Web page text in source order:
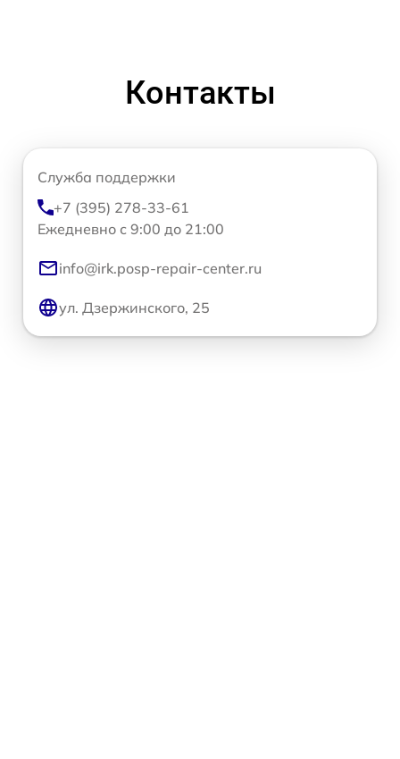
Контакты
Служба поддержки
+7 (395) 278-33-61
Ежедневно с 9:00 до 21:00
info@irk.posp-repair-center.ru
ул. Дзержинского, 25